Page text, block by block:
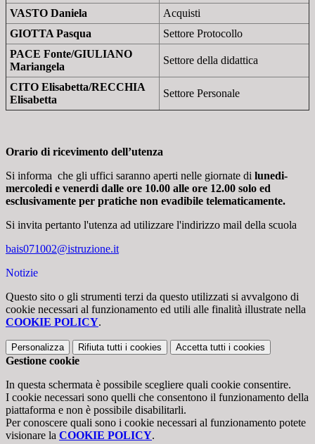
VASTO Daniela
Acquisti
GIOTTA Pasqua
Settore Protocollo
PACE Fonte/GIULIANO
Mariangela
Settore della didattica
CITO Elisabetta/RECCHIA
Elisabetta
Settore Personale
Orario di ricevimento dell’utenza
Si informa che gli uffici saranno aperti nelle giornate di lunedi-
mercoledi e venerdi dalle ore 10.00 alle ore 12.00 solo ed
esclusivamente per pratiche non evadibile telematicamente.
Si invita pertanto l'utenza ad utilizzare l'indirizzo mail della scuola
bais071002@istruzione.it
Notizie
Questo sito o gli strumenti terzi da questo utilizzati si avvalgono di
cookie necessari al funzionamento ed utili alle finalità illustrate nella
COOKIE POLICY.
Personalizza Rifiuta tutti i cookies Accetta tutti i cookies
Gestione cookie
In questa schermata è possibile scegliere quali cookie consentire.
I cookie necessari sono quelli che consentono il funzionamento della
piattaforma e non è possibile disabilitarli.
Per conoscere quali sono i cookie necessari al funzionamento potete
visionare la COOKIE POLICY.